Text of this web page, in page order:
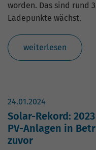
worden. Das sind rund
Ladepunkte wächst.
weiterlesen
24.01.2024
Solar-Rekord:
PV-Anlagen in
zuvor